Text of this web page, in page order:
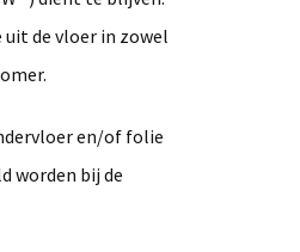
de vloer in zowel
en/of folie
worden bij de